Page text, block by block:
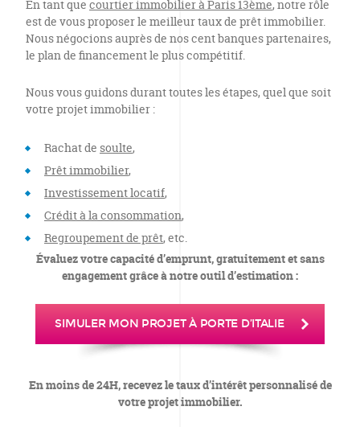
En tant que courtier immobilier à Paris 13ème, notre rôle
est de vous proposer le meilleur taux de prêt immobilier.
Nous négocions auprès de nos cent banques partenaires,
le plan de financement le plus compétitif.
Nous vous guidons durant toutes les étapes, quel que soit
votre projet immobilier :
Rachat de soulte,
Prêt immobilier,
Investissement locatif,
Crédit à la consommation,
Regroupement de prêt, etc.
Évaluez votre capacité d’emprunt, gratuitement et sans
engagement grâce à notre outil d’estimation :
SIMULER MON PROJET À PORTE D’ITALIE
En moins de 24H, recevez le taux d’intérêt personnalisé de
votre projet immobilier.